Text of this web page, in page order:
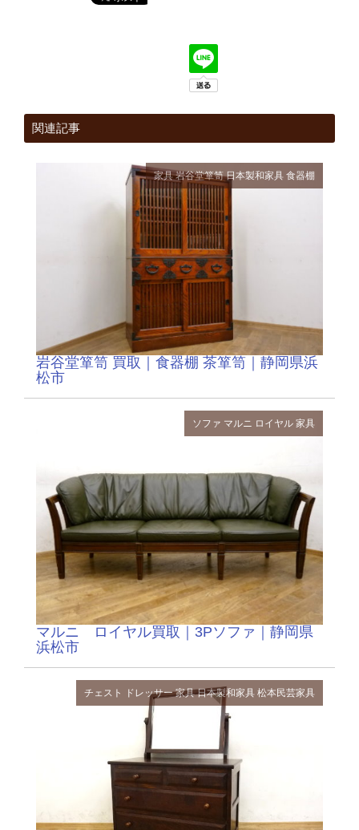
関連記事
家具 岩谷堂箪笥 日本製和家具 食器棚
岩谷堂箪笥 買取｜食器棚 茶箪笥｜静岡県浜
松市
ソファ マルニ ロイヤル 家具
マルニ ロイヤル買取｜3Pソファ｜静岡県
浜松市
チェスト ドレッサー 家具 日本製和家具 松本民芸家具